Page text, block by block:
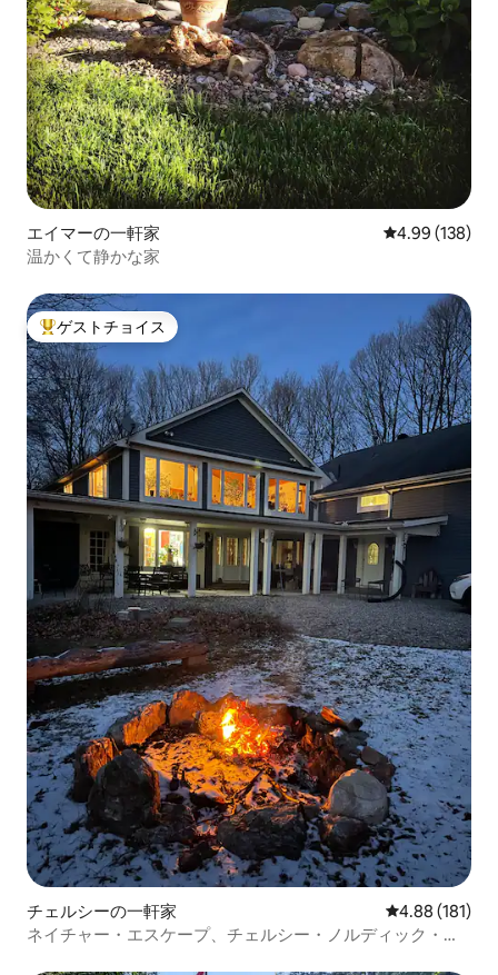
エイマーの一軒家 レビュー138
4.99 (138)
温かくて静かな家
大好評のゲストチョイスです。
ゲストチョイス
チェルシーの一軒家 レビュー181
4.88 (181)
ネイチャー・エスケープ、チェルシー・ノルディック・バ